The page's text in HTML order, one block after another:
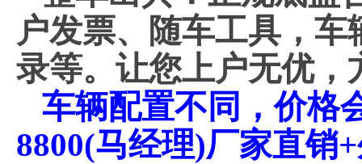
户发票、随车工具，
录等。让您上户无优，
车辆配置不同，价格
8800(马经理)厂家直销